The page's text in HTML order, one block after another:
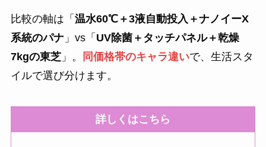
比較の軸は「 温水60℃＋3液自動投入＋ナノイーX
系統のパナ」vs「 UV除菌＋タッチパネル＋乾燥
7kgの東芝」。 同価格帯のキャラ違いで、生活スタ
イルで選び分けます。
詳しくはこちら